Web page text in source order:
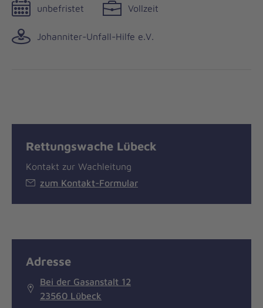
unbefristet Vollzeit
Johanniter-Unfall-Hilfe e.V.
Rettungswache Lübeck
Kontakt zur Wachleitung
zum Kontakt-Formular
Adresse
Bei der Gasanstalt 12
23560 Lübeck